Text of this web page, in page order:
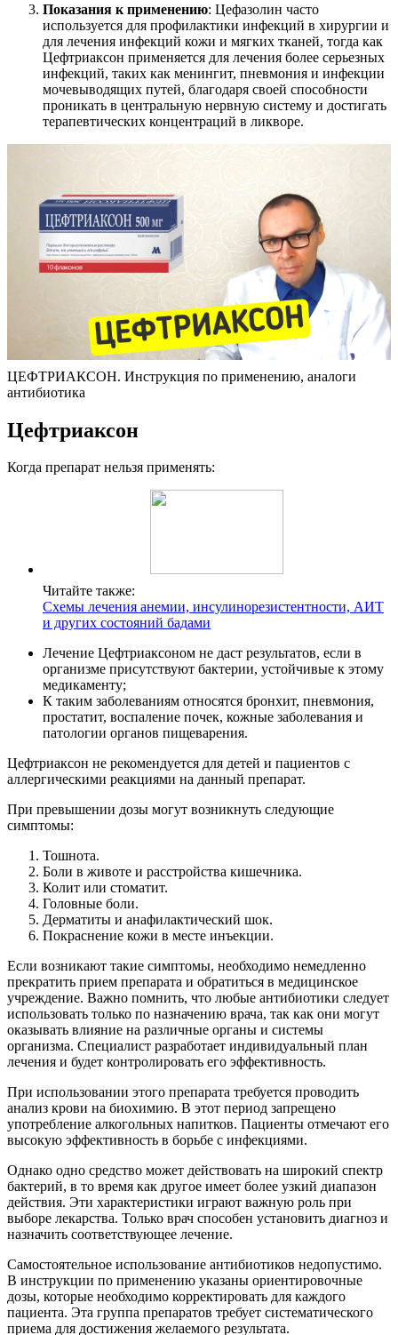
Показания к применению: Цефазолин часто
используется для профилактики инфекций в хирургии и
для лечения инфекций кожи и мягких тканей, тогда как
Цефтриаксон применяется для лечения более серьезных
инфекций, таких как менингит, пневмония и инфекции
мочевыводящих путей, благодаря своей способности
проникать в центральную нервную систему и достигать
терапевтических концентраций в ликворе.
ЦЕФТРИАКСОН. Инструкция по применению, аналоги
антибиотика
Цефтриаксон
Когда препарат нельзя применять:
Читайте также:
Схемы лечения анемии, инсулинорезистентности, АИТ
и других состояний бадами
Лечение Цефтриаксоном не даст результатов, если в
организме присутствуют бактерии, устойчивые к этому
медикаменту;
К таким заболеваниям относятся бронхит, пневмония,
простатит, воспаление почек, кожные заболевания и
патологии органов пищеварения.
Цефтриаксон не рекомендуется для детей и пациентов с
аллергическими реакциями на данный препарат.
При превышении дозы могут возникнуть следующие
симптомы:
Тошнота.
Боли в животе и расстройства кишечника.
Колит или стоматит.
Головные боли.
Дерматиты и анафилактический шок.
Покраснение кожи в месте инъекции.
Если возникают такие симптомы, необходимо немедленно
прекратить прием препарата и обратиться в медицинское
учреждение. Важно помнить, что любые антибиотики следует
использовать только по назначению врача, так как они могут
оказывать влияние на различные органы и системы
организма. Специалист разработает индивидуальный план
лечения и будет контролировать его эффективность.
При использовании этого препарата требуется проводить
анализ крови на биохимию. В этот период запрещено
употребление алкогольных напитков. Пациенты отмечают его
высокую эффективность в борьбе с инфекциями.
Однако одно средство может действовать на широкий спектр
бактерий, в то время как другое имеет более узкий диапазон
действия. Эти характеристики играют важную роль при
выборе лекарства. Только врач способен установить диагноз и
назначить соответствующее лечение.
Самостоятельное использование антибиотиков недопустимо.
В инструкции по применению указаны ориентировочные
дозы, которые необходимо корректировать для каждого
пациента. Эта группа препаратов требует систематического
приема для достижения желаемого результата.